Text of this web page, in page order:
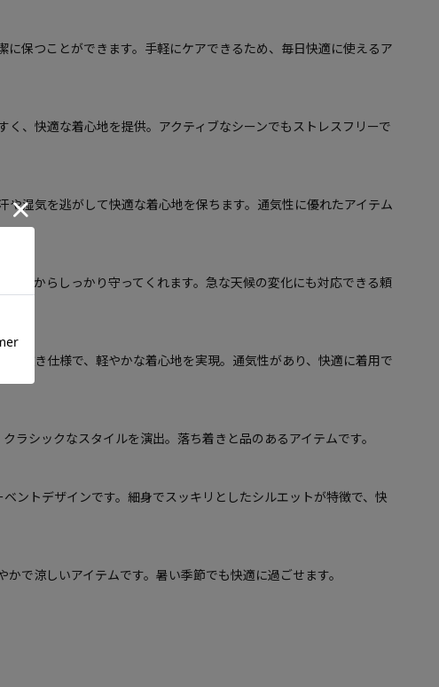
に保つことができます。手軽にケアできるため、毎日快適に使えるア
く、快適な着心地を提供。アクティブなシーンでもストレスフリーで
や湿気を逃がして快適な着心地を保ちます。通気性に優れたアイテム
ぶきからしっかり守ってくれます。急な天候の変化にも対応できる頼
背抜き仕様で、軽やかな着心地を実現。通気性があり、快適に着用で
ラシックなスタイルを演出。落ち着きと品のあるアイテムです。
ントデザインです。細身でスッキリとしたシルエットが特徴で、快
かで涼しいアイテムです。暑い季節でも快適に過ごせます。